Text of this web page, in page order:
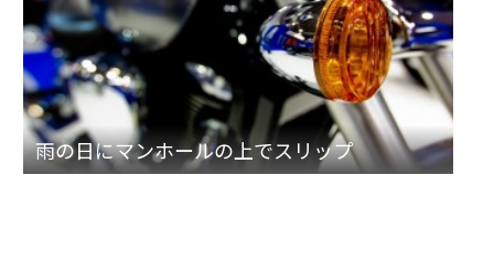
雨の日にマンホールの上でスリップ